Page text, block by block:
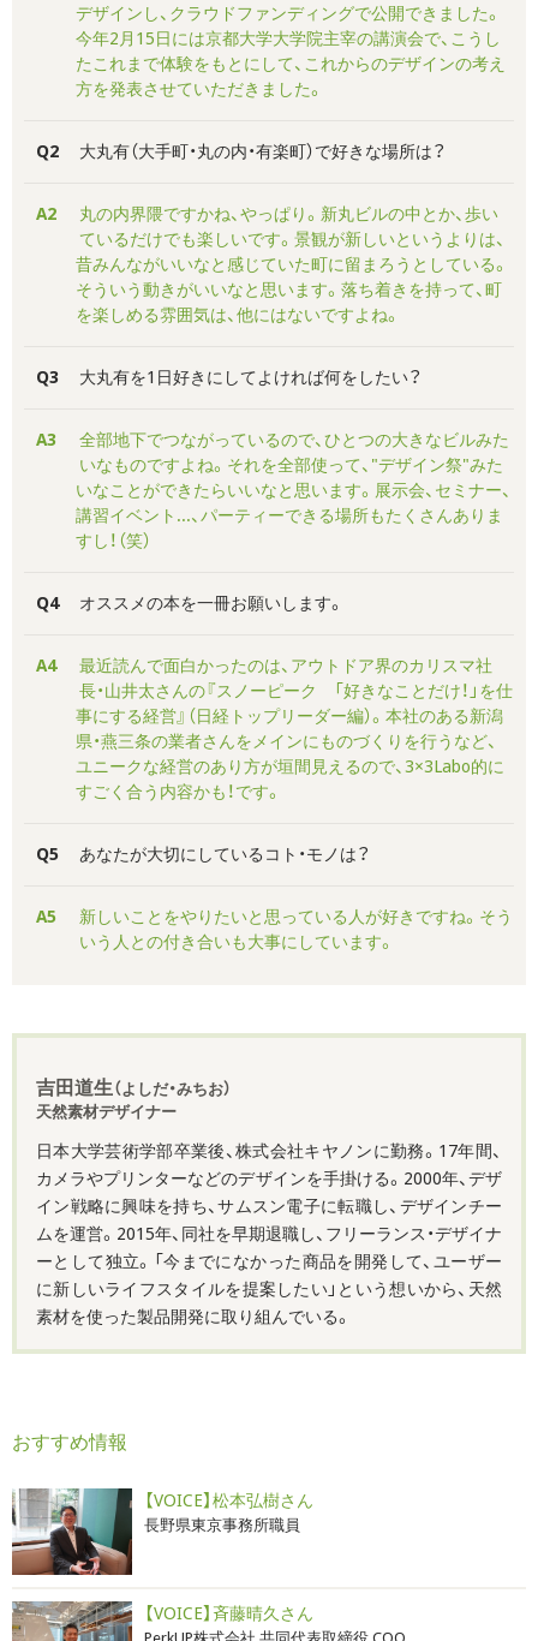
デザインし、クラウドファンディングで公開できました。
今年2月15日には京都大学大学院主宰の講演会で、こうし
たこれまで体験をもとにして、これからのデザインの考え
方を発表させていただきました。
Q2 大丸有（大手町・丸の内・有楽町）で好きな場所は？
A2
丸の内界隈ですかね、やっぱり。新丸ビルの中とか、歩い
ているだけでも楽しいです。景観が新しいというよりは、
昔みんながいいなと感じていた町に留まろうとしている。
そういう動きがいいなと思います。落ち着きを持って、町
を楽しめる雰囲気は、他にはないですよね。
Q3 大丸有を1日好きにしてよければ何をしたい？
A3
全部地下でつながっているので、ひとつの大きなビルみた
いなものですよね。それを全部使って、"デザイン祭"みた
いなことができたらいいなと思います。展示会、セミナー、
講習イベント...、パーティーできる場所もたくさんありま
すし！（笑）
Q4 オススメの本を一冊お願いします。
A4
最近読んで面白かったのは、アウトドア界のカリスマ社
長・山井太さんの『スノーピーク 「好きなことだけ！」を仕
事にする経営』（日経トップリーダー編）。本社のある新潟
県・燕三条の業者さんをメインにものづくりを行うなど、
ユニークな経営のあり方が垣間見えるので、3×3Labo的に
すごく合う内容かも！です。
Q5 あなたが大切にしているコト・モノは？
A5
新しいことをやりたいと思っている人が好きですね。そう
いう人との付き合いも大事にしています。
吉田道生（よしだ・みちお）
天然素材デザイナー
日本大学芸術学部卒業後、株式会社キヤノンに勤務。17年間、
カメラやプリンターなどのデザインを手掛ける。2000年、デザ
イン戦略に興味を持ち、サムスン電子に転職し、デザインチー
ムを運営。2015年、同社を早期退職し、フリーランス・デザイナ
ーとして独立。「今までになかった商品を開発して、ユーザー
に新しいライフスタイルを提案したい」という想いから、天然
素材を使った製品開発に取り組んでいる。
おすすめ情報
【VOICE】松本弘樹さん
長野県東京事務所職員
【VOICE】斉藤晴久さん